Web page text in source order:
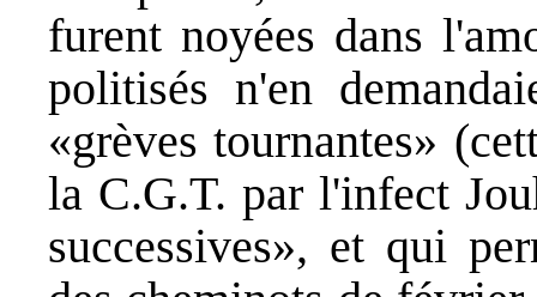
furent noyées dans
politisés n'en
«grèves tournantes»
la C.G.T. par l'infect
successives», et qui